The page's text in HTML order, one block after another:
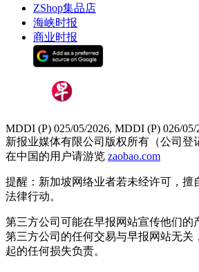
ZShop集品店
海峡时报
商业时报
MDDI (P) 025/05/2026, MDDI (P) 026/05/
新报业媒体有限公司版权所有（公司登
在中国的用户请游览 zaobao.com
提醒：新加坡网络业者若未经许可，擅
法律行动。
第三方公司可能在早报网站宣传他们的
第三方公司的任何交易与早报网站无关
起的任何损失负责。